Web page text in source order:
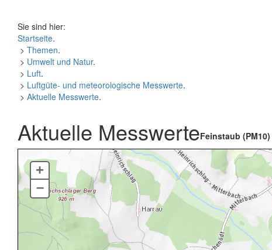
Sie sind hier:
Startseite.
> Themen.
> Umwelt und Natur.
> Luft.
> Luftgüte- und meteorologische Messwerte.
> Aktuelle Messwerte.
Aktuelle MesswerteFeinstaub (PM10)
+
–